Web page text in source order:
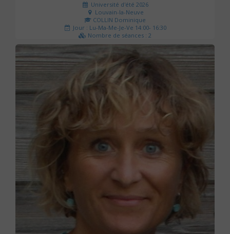
Université d'été 2026
Louvain-la-Neuve
COLLIN Dominique
Jour : Lu-Ma-Me-Je-Ve 14:00- 16:30
Nombre de séances : 2
51 €